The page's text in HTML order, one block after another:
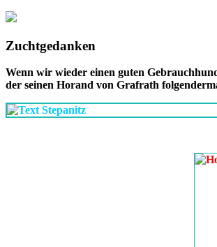
Zuchtgedanken
Wenn wir wieder einen guten
der seinen Horand von Grafrath